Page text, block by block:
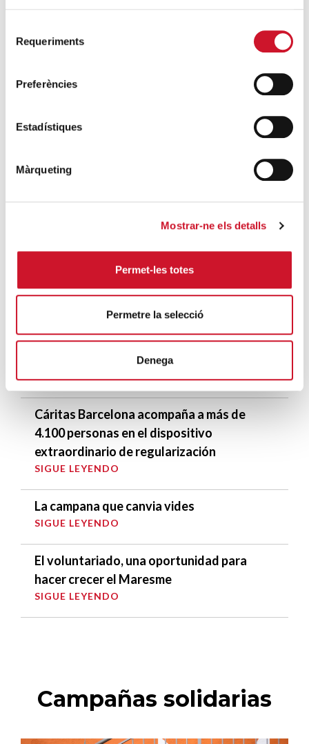
Requeriments
Preferències
Estadístiques
Màrqueting
Mostrar-ne els detalls
Permet-les totes
Permetre la selecció
Denega
Hacerse mayor, un motivo de celebración
SIGUE LEYENDO
Más de 350 voluntarios y trabajadores de
ÚLTIMAS ENTRADAS
Cáritas expresa su preocupación por la
situación en Ceuta y hace un llamamiento a
la protección de la dignidad humana
SIGUE LEYENDO
Cáritas Barcelona acompaña a más de
4.100 personas en el dispositivo
extraordinario de regularización
SIGUE LEYENDO
La campana que canvia vides
SIGUE LEYENDO
El voluntariado, una oportunidad para
hacer crecer el Maresme
SIGUE LEYENDO
Campañas solidarias